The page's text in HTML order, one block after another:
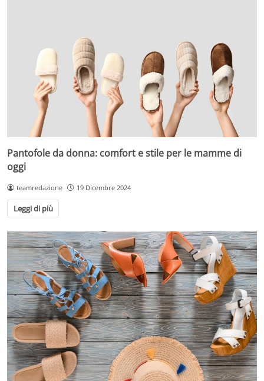
Pantofole da donna: comfort e stile per le mamme di
oggi
teamredazione 19 Dicembre 2024
Leggi di più